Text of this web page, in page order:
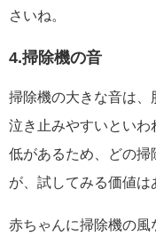
さいね。
4.掃除機の音
掃除機の大きな音は
泣き止みやすいとい
低があるため、どの
が、試してみる価値は
赤ちゃんに掃除機の